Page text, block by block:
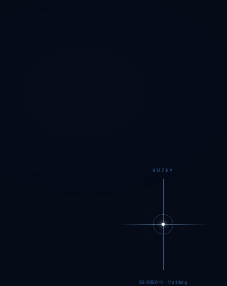
KUZEY
89.9984°N · Meritking